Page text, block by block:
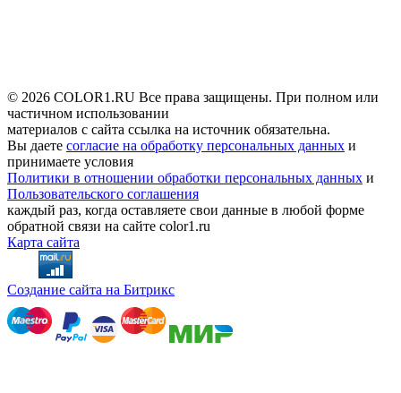
© 2026 COLOR1.RU Все права защищены. При полном или
частичном использовании
материалов с сайта ссылка на источник обязательна.
Вы даете согласие на обработку персональных данных и
принимаете условия
Политики в отношении обработки персональных данных и
Пользовательского соглашения
каждый раз, когда оставляете свои данные в любой форме
обратной связи на сайте color1.ru
Карта сайта
Создание сайта на Битрикс